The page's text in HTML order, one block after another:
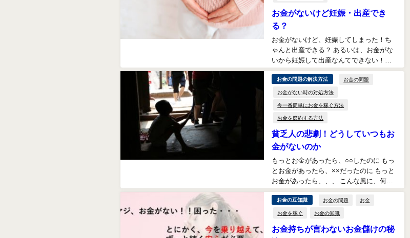
お金がないけど妊娠・出産でき
る？
お金がないけど、妊娠してしまった！ち
ゃんと出産できる？ あるいは、お金がな
いから妊娠して出産なんてできない！あ
るいは、お金がないことを理由に、妊娠
したり出産した...
お金の問題の解決方法 お金の問題
お金がない時の対処方法
今一番簡単にお金を稼ぐ方法
お金を節約する方法
貧乏人の悲劇！どうしていつもお
金がないのか
もっとお金があったら、○○したのに もっ
とお金があったら、××だったのに もっと
お金があったら、、、 こんな風に、何で
もお金が行動を制限しているように感じ
ている...
お金の豆知識 お金の問題 お金
お金を稼ぐ お金の知識
お金持ちが言わないお金儲けの秘